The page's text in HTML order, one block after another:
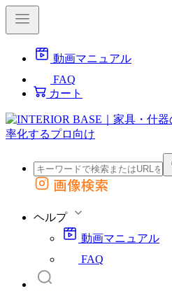
動画マニュアル
FAQ
カート
外部サイトの商品をカートに追加
画像検索
ヘルプ
動画マニュアル
FAQ